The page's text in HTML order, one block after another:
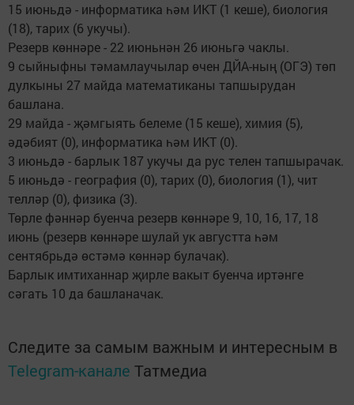
15 июньдә - информатика һәм ИКТ (1 кеше), биология
(18), тарих (6 укучы).
Резерв көннәре - 22 июньнән 26 июньгә чаклы.
9 сыйныфны тәмамлаучылар өчен ДЙА-ның (ОГЭ) төп
дулкыны 27 майда математиканы тапшырудан
башлана.
29 майда - җәмгыять белеме (15 кеше), химия (5),
әдәбият (0), информатика һәм ИКТ (0).
3 июньдә - барлык 187 укучы да рус телен тапшырачак.
5 июньдә - география (0), тарих (0), биология (1), чит
телләр (0), физика (3).
Төрле фәннәр буенча резерв көннәре 9, 10, 16, 17, 18
июнь (резерв көннәре шулай ук августта һәм
сентябрьдә өстәмә көннәр булачак).
Барлык имтиханнар җирле вакыт буенча иртәнге
сәгать 10 да башланачак.
Следите за самым важным и интересным в
Telegram-канале Татмедиа